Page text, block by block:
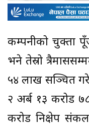
कम्पनीको चुक्ता
भने तेस्रो
५४ लाख सञ्चित
२ अर्ब १३ करोड
करोड निक्षेप